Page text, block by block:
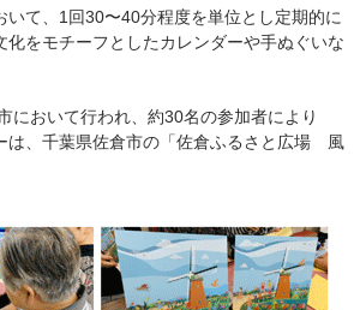
て、1回30〜40分程度を単位とし定期的に
をモチーフとしたカレンダーや手ぬぐいな
において行われ、約30名の参加者により
は、千葉県佐倉市の「佐倉ふるさと広場 風